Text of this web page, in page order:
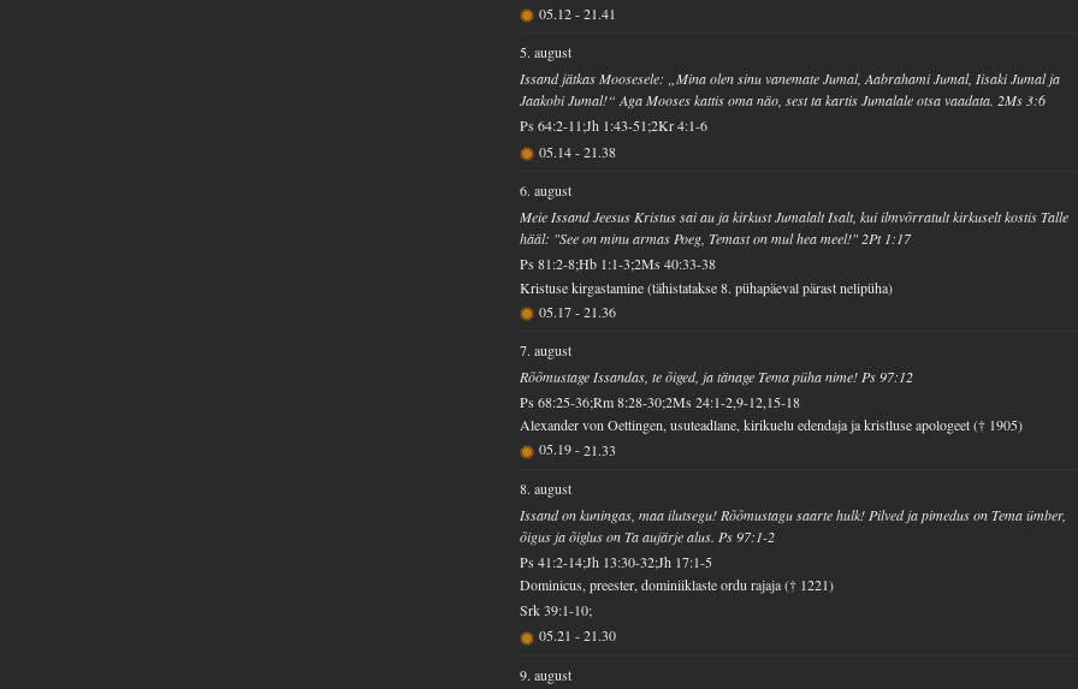
05.12-21.41
5. august
Issand jätkas Moosesele: „Mina olen sinu vanemate Jumal, Aabrahami Jumal, Iisaki Jumal ja
Jaakobi Jumal!“ Aga Mooses kattis oma näo, sest ta kartis Jumalale otsa vaadata. 2Ms 3:6
Ps 64:2-11;Jh 1:43-51;2Kr 4:1-6
05.14-21.38
6. august
Meie Issand Jeesus Kristus sai au ja kirkust Jumalalt Isalt, kui ilmvõrratult kirkuselt kostis Talle
hääl: "See on minu armas Poeg, Temast on mul hea meel!" 2Pt 1:17
Ps 81:2-8;Hb 1:1-3;2Ms 40:33-38
Kristuse kirgastamine (tähistatakse 8. pühapäeval pärast nelipüha)
05.17-21.36
7. august
Rõõmustage Issandas, te õiged, ja tänage Tema püha nime! Ps 97:12
Ps 68:25-36;Rm 8:28-30;2Ms 24:1-2,9-12,15-18
Alexander von Oettingen, usuteadlane, kirikuelu edendaja ja kristluse apologeet († 1905)
05.19-21.33
8. august
Issand on kuningas, maa ilutsegu! Rõõmustagu saarte hulk! Pilved ja pimedus on Tema ümber,
õigus ja õiglus on Ta aujärje alus. Ps 97:1-2
Ps 41:2-14;Jh 13:30-32;Jh 17:1-5
Dominicus, preester, dominiiklaste ordu rajaja († 1221)
Srk 39:1-10;
05.21 -21.30
9. august